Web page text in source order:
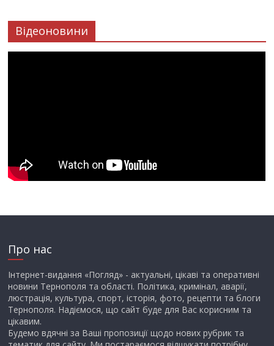
Відеоновини
Про нас
Інтернет-видання «Погляд» - актуальні, цікаві та оперативні
новини Тернополя та області. Політика, кримінал, аварії,
люстрація, культура, спорт, історія, фото, рецепти та блоги
Тернополя. Надіємося, що сайт буде для Вас корисним та
цікавим.
Будемо вдячні за Ваші пропозиції щодо нових рубрик та